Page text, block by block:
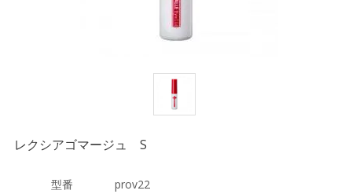
レクシアゴマージュ S
型番
prov22